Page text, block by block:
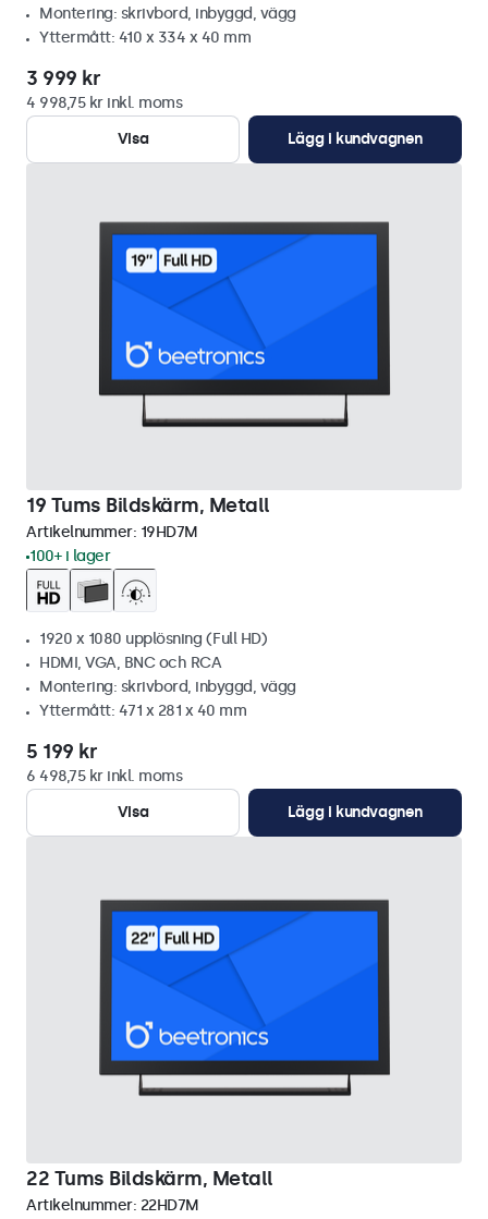
Montering: skrivbord, inbyggd, vägg
Yttermått: 410 x 334 x 40 mm
3 999 kr
4 998,75 kr inkl. moms
Visa
Lägg i kundvagnen
19 Tums Bildskärm, Metall
Artikelnummer: 19HD7M
100+ i lager
1920 x 1080 upplösning (Full HD)
HDMI, VGA, BNC och RCA
Montering: skrivbord, inbyggd, vägg
Yttermått: 471 x 281 x 40 mm
5 199 kr
6 498,75 kr inkl. moms
Visa
Lägg i kundvagnen
22 Tums Bildskärm, Metall
Artikelnummer: 22HD7M